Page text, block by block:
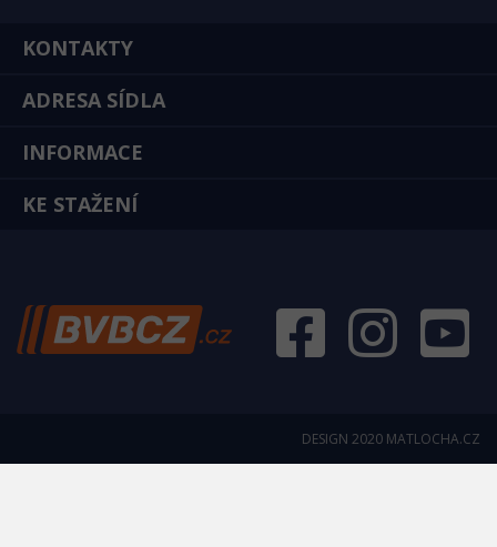
KONTAKTY
ADRESA SÍDLA
INFORMACE
KE STAŽENÍ
DESIGN 2020 MATLOCHA.CZ